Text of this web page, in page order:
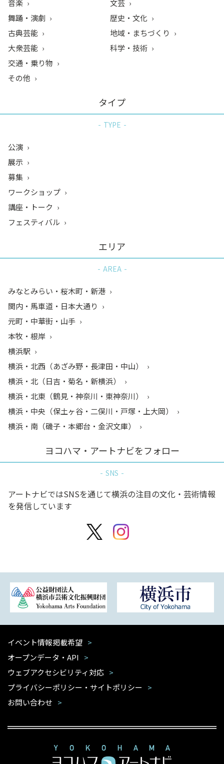
音楽
舞踊・演劇
古典芸能
大衆芸能
文芸
歴史・文化
地域・まちづくり
科学・技術
交通・乗り物
その他
タイプ
TYPE
公演
展示
募集
ワークショップ
講座・トーク
フェスティバル
エリア
AREA
みなとみらい・桜木町・新港
関内・馬車道・日本大通り
元町・中華街・山手
本牧・根岸
横浜駅
横浜・北西（あざみ野・長津田・中山）
横浜・北（日吉・菊名・新横浜）
横浜・北東（鶴見・神奈川・東神奈川）
横浜・中央（保土ヶ谷・二俣川・戸塚・上大岡）
横浜・南（磯子・本郷台・金沢文庫）
ヨコハマ・アートナビをフォロー
SNS
アートナビではSNSを通じて横浜の注目の文化・芸術情報
を発信しています
イベント情報掲載希望
オープンデータ・API
ウェブアクセシビリティ対応
プライバシーポリシー・サイトポリシー
お問い合わせ